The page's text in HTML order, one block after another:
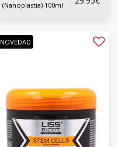
(Nanoplastia) 100ml
NOVEDAD